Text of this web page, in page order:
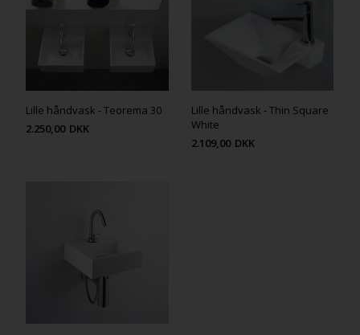
Lille håndvask - Teorema 30
2.250,00 DKK
Lille håndvask - Thin Square
White
2.109,00 DKK